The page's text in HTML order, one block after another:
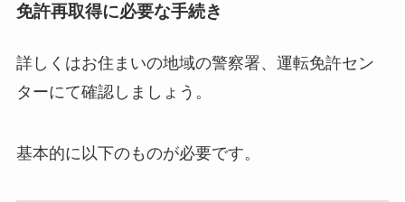
免許再取得に必要な手続き
詳しくはお住まいの地域の警察署、運転免許セン
ターにて確認しましょう。
基本的に以下のものが必要です。